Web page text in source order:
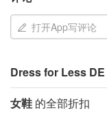
打开App写评论
Dress for Less DE
女鞋 的全部折扣